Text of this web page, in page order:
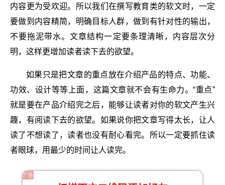
内容更为受欢迎。所以我们在撰写教育类的软文时，一定
要做到内容精简，明确目标人群，做到有针对性的输出，
不要拖泥带水。文章结构一定要条理清晰，内容层次分
明，这样更增加读者读下去的欲望。
如果只是把文章的重点放在介绍产品的特点、功能、
功效、设计等等上面，这篇文章就不会有生命力。“重点”
就是要在产品介绍完之后，能够让读者对你的软文产生兴
趣，有阅读下去的欲望。如果说你把文章写得太长，让人
读了不想读了，读者也没有耐心看完。所以一定要抓住读
者眼球，用最少的时间让人读完。
广告